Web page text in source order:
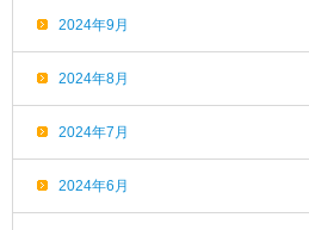
2024年9月
2024年8月
2024年7月
2024年6月